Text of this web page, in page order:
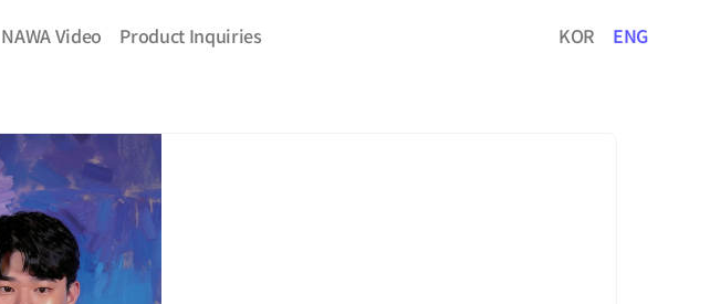
NAWA Video Product Inquiries KOR ENG